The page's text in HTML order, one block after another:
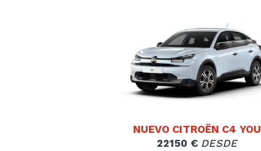
NUEVO CITROËN C4 YOU
22150 € DESDE